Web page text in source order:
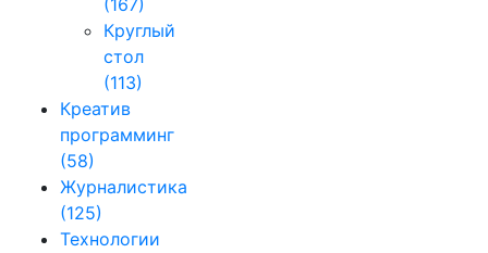
(167)
Круглый
стол
(113)
Креатив
программинг
(58)
Журналистика
(125)
Технологии